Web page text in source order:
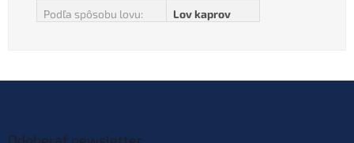
Podľa spôsobu lovu: Lov kaprov